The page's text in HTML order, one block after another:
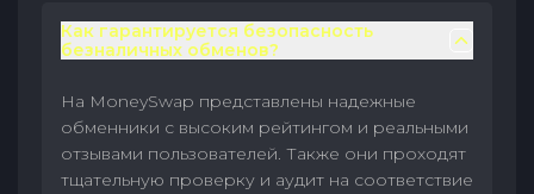
Как гарантируется безопасность
безналичных обменов?
На MoneySwap представлены надежные
обменники с высоким рейтингом и реальными
отзывами пользователей. Также они проходят
тщательную проверку и аудит на соответствие